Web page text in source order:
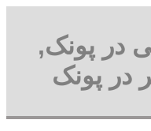
در پونک,
در پونک